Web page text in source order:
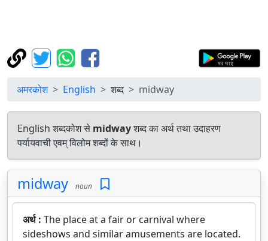
अमरकोश English शब्द midway
English शब्दकोश से midwayशब्द का अर्थ तथा उदाहरण
पर्यायवाची एवम् विलोम शब्दों के साथ।
midway noun
अर्थ : The place at a fair or carnival where
sideshows and similar amusements are located.